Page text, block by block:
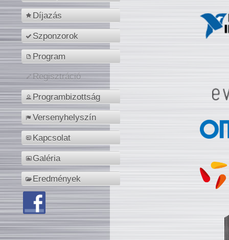
Díjazás
Szponzorok
Program
Regisztráció
Programbizottság
Versenyhelyszín
Kapcsolat
Galéria
Eredmények